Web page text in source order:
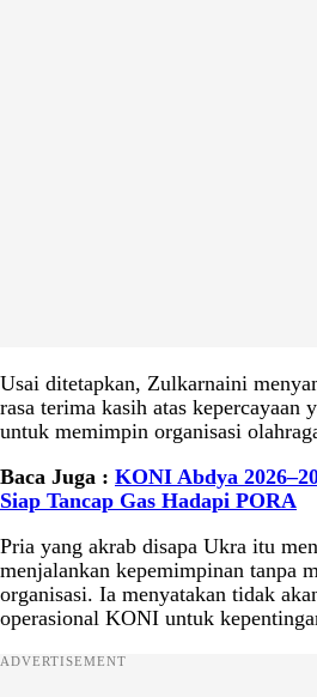
Usai ditetapkan, Zulkarnaini
rasa terima kasih atas kepercayaan
untuk memimpin organisasi
Baca Juga : KONI Abdya
Siap Tancap Gas Hadapi PORA
Pria yang akrab disapa Ukra itu
menjalankan kepemimpinan tanpa
organisasi. Ia menyatakan tidak
operasional KONI untuk
ADVERTISEMENT